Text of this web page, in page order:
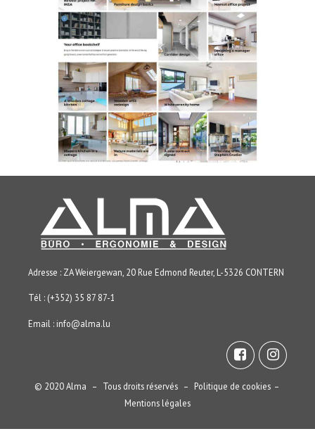
Adresse : ZA Weiergewan, 20 Rue Edmond Reuter, L-5326 CONTERN
Tél : (+352) 35 87 87-1
Email : info@alma.lu
© 2020 Alma – Tous droits réservés – Politique de cookies –
Mentions légales